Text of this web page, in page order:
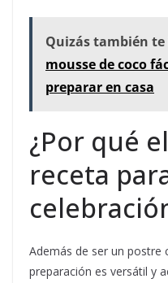
Quizás también
mousse de coco
preparar en casa
¿Por qué
receta
Además de ser un postre
preparación es versátil y